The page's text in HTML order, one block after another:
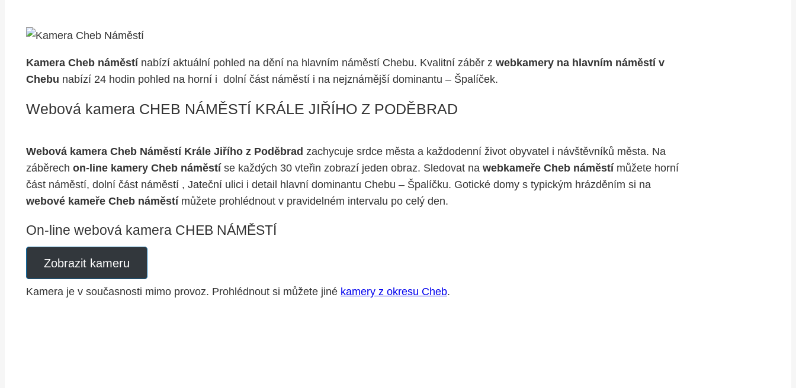
Kamera Cheb náměstínabízí aktuální pohled na dění na hlavním náměstí Chebu. Kvalitní záběr z webkamery na hlavním náměstí v
Chebu nabízí 24 hodin pohled na horní i dolní část náměstí i na nejznámější dominantu – Špalíček.
Webová kamera CHEB NÁMĚSTÍ KRÁLE JIŘÍHO Z PODĚBRAD
Webová kamera Cheb Náměstí Krále Jiřího z Poděbrad zachycuje srdce města a každodenní život obyvatel i návštěvníků města. Na
záběrech on-line kamery Cheb náměstíse každých 30 vteřin zobrazí jeden obraz. Sledovat na webkameře Cheb náměstímůžete horní
část náměstí, dolní část náměstí , Jateční ulici i detail hlavní dominantu Chebu – Špalíčku. Gotické domy s typickým hrázděním si na
webové kameře Cheb náměstímůžete prohlédnout v pravidelném intervalu po celý den.
On-line webová kamera CHEB NÁMĚSTÍ
Zobrazit kameru
Kamera je v současnosti mimo provoz. Prohlédnout si můžete jiné kamery z okresu Cheb.